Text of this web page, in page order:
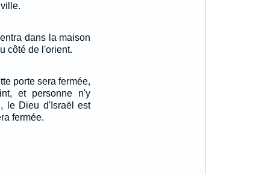
dans la maison
côté de l'orient.
porte sera fermée,
et personne n'y
le Dieu d'Israël est
fermée.